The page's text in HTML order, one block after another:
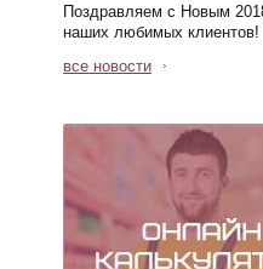
Поздравляем с Новым
наших любимых клиентов!
все новости